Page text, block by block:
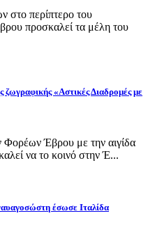
στο περίπτερο του
προσκαλεί τα μέλη του
ζωγραφικής «Αστικές Διαδρομές με
Έβρου με την αιγίδα
να το κοινό στην Έ...
έσωσε Ιταλίδα